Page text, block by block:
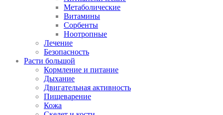
Метаболические
Витамины
Сорбенты
Ноотропные
Лечение
Безопасность
Расти большой
Кормление и питание
Дыхание
Двигательная активность
Пищеварение
Кожа